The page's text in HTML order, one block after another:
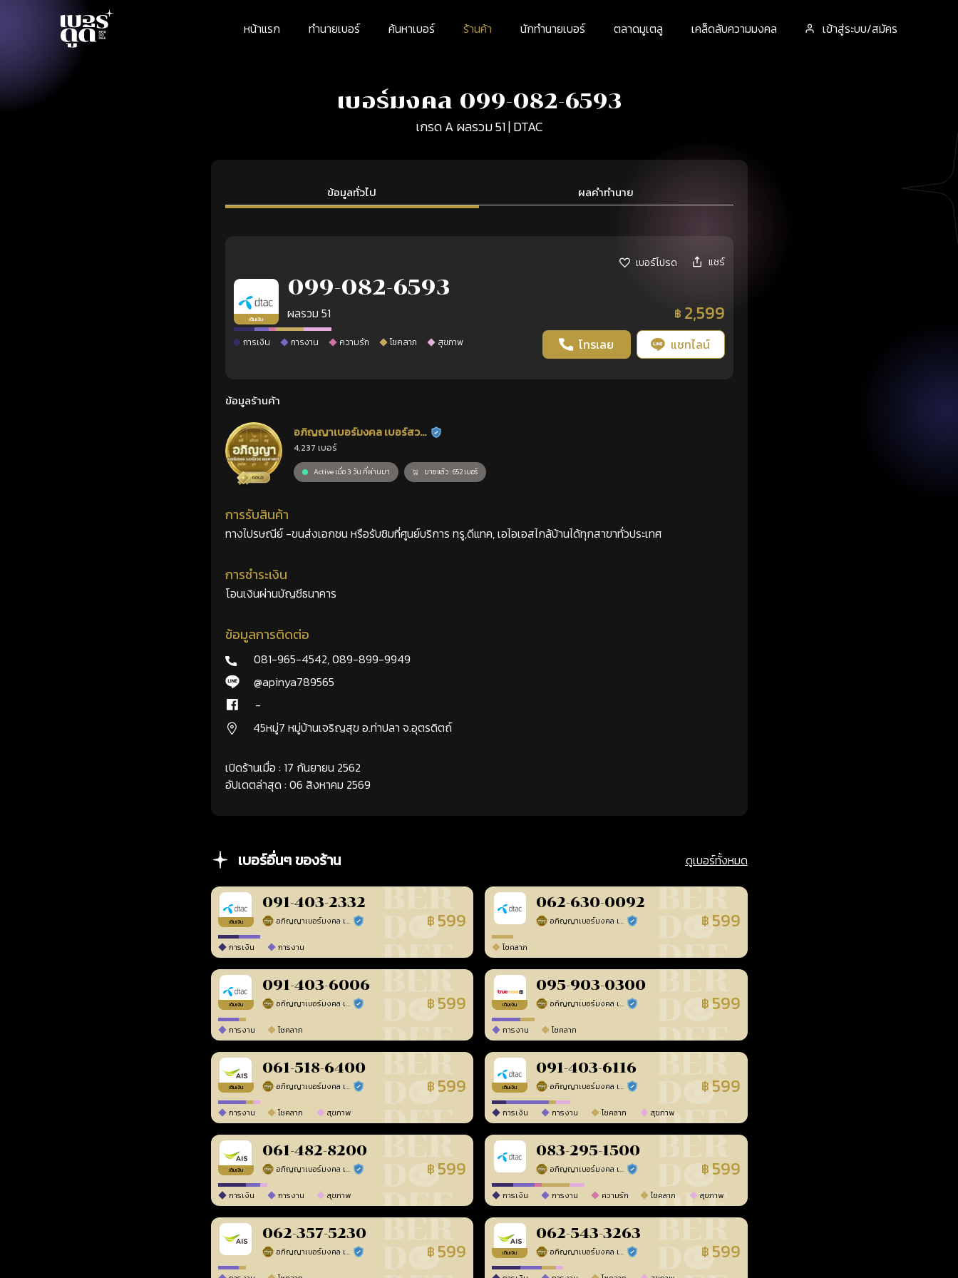
หน้าแรก ทำนายเบอร์ ค้นหาเบอร์ ร้านค้า นักทำนายเบอร์ ตลาดมูเตลู เคล็ดลับความมงคล เข้าสู่ระบบ/สมัคร
เบอร์มงคล 099-082-6593
เกรด A ผลรวม 51 | DTAC
ข้อมูลทั่วไป ผลคำทำนาย
เบอร์โปรด แชร์
เติมเงิน
099-082-6593
ผลรวม 51 ฿ 2,599
การเงิน การงาน ความรัก โชคลาภ สุขภาพ โทรเลย แชทไลน์
ข้อมูลร้านค้า
อภิญญาเบอร์มงคล เบอร์สวย
เลขศาสตร์
ร้านยืนยันแล้ว
4,237 เบอร์
Active เมื่อ 3 วัน ที่ผ่านมา ขายแล้ว : 652 เบอร์
การรับสินค้า
ทางไปรษณีย์ -ขนส่งเอกชน หรือรับซิมที่ศูนย์บริการ ทรู,ดีแทค, เอไอเอสไกล้บ้านได้ทุกสาขาทั่วประเทศ
การชำระเงิน
โอนเงินผ่านบัญชีธนาคาร
ข้อมูลการติดต่อ
081-965-4542,089-899-9949
@apinya789565
-
45หมู่7 หมู่บ้านเจริญสุข อ.ท่าปลา จ.อุตรดิตถ์
เปิดร้านเมื่อ : 17 กันยายน 2562
อัปเดตล่าสุด : 06 สิงหาคม 2569
เบอร์อื่นๆ ของร้าน ดูเบอร์ทั้งหมด
เติมเงิน
091-403-2332
อภิญญาเบอร์มงคล เบอร์สวยเลขศาสตร์ ร้านยืนยันแล้ว ฿ 599
การเงิน การงาน
062-630-0092
อภิญญาเบอร์มงคล เบอร์สวยเลขศาสตร์ ร้านยืนยันแล้ว ฿ 599
โชคลาภ
เติมเงิน
091-403-6006
อภิญญาเบอร์มงคล เบอร์สวยเลขศาสตร์ ร้านยืนยันแล้ว ฿ 599
การงาน โชคลาภ
เติมเงิน
095-903-0300
อภิญญาเบอร์มงคล เบอร์สวยเลขศาสตร์ ร้านยืนยันแล้ว ฿ 599
การงาน โชคลาภ
เติมเงิน
061-518-6400
อภิญญาเบอร์มงคล เบอร์สวยเลขศาสตร์ ร้านยืนยันแล้ว ฿ 599
การงาน โชคลาภ สุขภาพ
เติมเงิน
091-403-6116
อภิญญาเบอร์มงคล เบอร์สวยเลขศาสตร์ ร้านยืนยันแล้ว ฿ 599
การเงิน การงาน โชคลาภ สุขภาพ
เติมเงิน
061-482-8200
อภิญญาเบอร์มงคล เบอร์สวยเลขศาสตร์ ร้านยืนยันแล้ว ฿ 599
การเงิน การงาน สุขภาพ
083-295-1500
อภิญญาเบอร์มงคล เบอร์สวยเลขศาสตร์ ร้านยืนยันแล้ว ฿ 599
การเงิน การงาน ความรัก โชคลาภ สุขภาพ
062-357-5230
อภิญญาเบอร์มงคล เบอร์สวยเลขศาสตร์ ร้านยืนยันแล้ว ฿ 599 เติมเงิน
062-543-3263
อภิญญาเบอร์มงคล เบอร์สวยเลขศาสตร์ ร้านยืนยันแล้ว ฿ 599